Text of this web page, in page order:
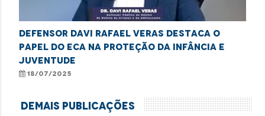
Defensor Davi Rafael Veras destaca o
papel do ECA na proteção da infância e
juventude
18/07/2025
Demais Publicações